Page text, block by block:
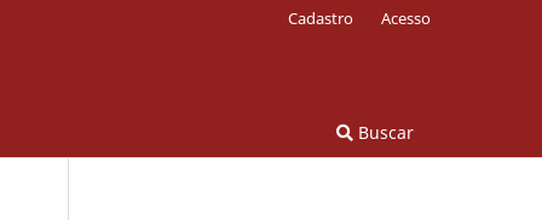
Buscar
Cadastro Acesso